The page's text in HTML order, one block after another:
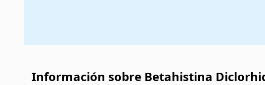
Información sobre Betahistina